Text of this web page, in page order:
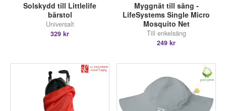
Solskydd till Littlelife
bärstol
Universalt
329 kr
Myggnät till säng -
LifeSystems Single Micro
Mosquito Net
Till enkelsäng
249 kr